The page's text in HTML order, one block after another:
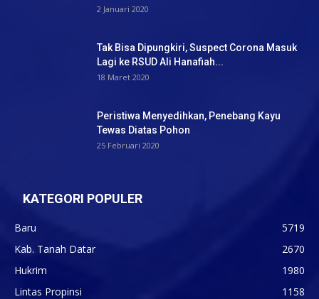
2 Januari 2020
Tak Bisa Dipungkiri, Suspect Corona Masuk
Lagi ke RSUD Ali Hanafiah...
18 Maret 2020
Peristiwa Menyedihkan, Penebang Kayu
Tewas Diatas Pohon
25 Februari 2020
KATEGORI POPULER
Baru
5719
Kab. Tanah Datar
2670
Hukrim
1980
Lintas Propinsi
1158